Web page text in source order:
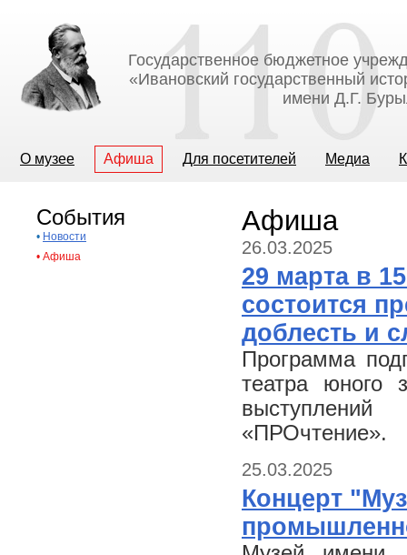
Государственное бюджетное
«Ивановский государственный
имени Д.Г.
О музее Афиша Для посетителей Медиа
События
• Новости
• Афиша
Афиша
26.03.2025
29 марта в
состоится
доблесть и
Программа
театра юного
«ПРОчтение».
25.03.2025
Концерт